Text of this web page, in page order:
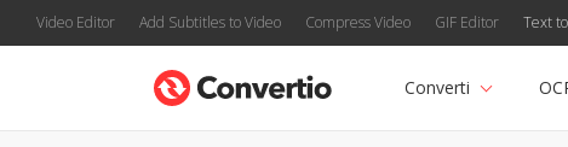
Video Editor Add Subtitles to Video Compress Video GIF Editor Text
Converti